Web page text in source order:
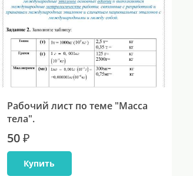
Рабочий лист по теме "Масса
тела".
50 ₽
Купить